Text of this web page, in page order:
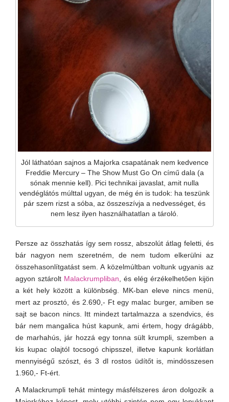
Jól láthatóan sajnos a Majorka csapatának nem kedvence
Freddie Mercury – The Show Must Go On című dala (a
sónak mennie kell). Pici technikai javaslat, amit nulla
vendéglátós múlttal ugyan, de még én is tudok: ha teszünk
pár szem rizst a sóba, az összeszívja a nedvességet, és
nem lesz ilyen használhatatlan a tároló.
Persze az összhatás így sem rossz, abszolút átlag feletti, és
bár nagyon nem szeretném, de nem tudom elkerülni az
összehasonlítgatást sem. A közelmúltban voltunk ugyanis az
agyon sztárolt Malackrumpliban, és elég érzékelhetően kijön
a két hely között a különbség. MK-ban eleve nincs menü,
mert az prosztó, és 2.690,- Ft egy malac burger, amiben se
sajt se bacon nincs. Itt mindezt tartalmazza a szendvics, és
bár nem mangalica húst kapunk, ami értem, hogy drágább,
de marhahús, jár hozzá egy tonna sült krumpli, szemben a
kis kupac olajtól tocsogó chipsszel, illetve kapunk korlátlan
mennyiségű szószt, és 3 dl rostos üdítőt is, mindösszesen
1.960,- Ft-ért.
A Malackrumpli tehát mintegy másfélszeres áron dolgozik a